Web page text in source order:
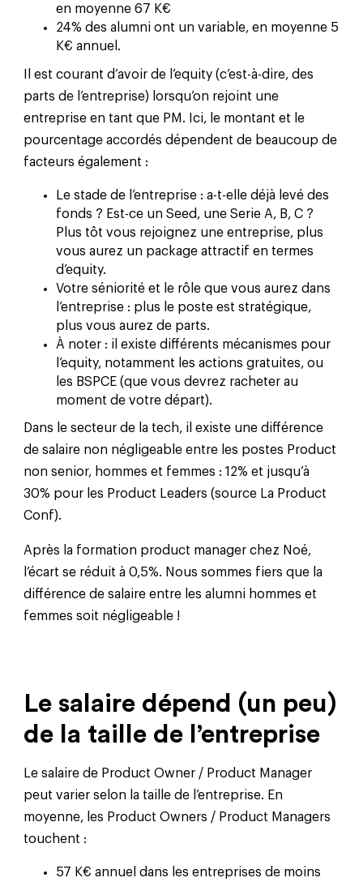
en moyenne 67 K€
24% des alumni ont un variable, en moyenne 5
K€ annuel.
Il est courant d’avoir de l’equity (c’est-à-dire, des
parts de l’entreprise) lorsqu’on rejoint une
entreprise en tant que PM. Ici, le montant et le
pourcentage accordés dépendent de beaucoup de
facteurs également :
Le stade de l’entreprise : a-t-elle déjà levé des
fonds ? Est-ce un Seed, une Serie A, B, C ?
Plus tôt vous rejoignez une entreprise, plus
vous aurez un package attractif en termes
d’equity.
Votre séniorité et le rôle que vous aurez dans
l’entreprise : plus le poste est stratégique,
plus vous aurez de parts.
À noter : il existe différents mécanismes pour
l’equity, notamment les actions gratuites, ou
les BSPCE (que vous devrez racheter au
moment de votre départ).
Dans le secteur de la tech, il existe une différence
de salaire non négligeable entre les postes Product
non senior, hommes et femmes : 12% et jusqu’à
30% pour les Product Leaders (source La Product
Conf).
Après la formation product manager chez Noé,
l’écart se réduit à 0,5%. Nous sommes fiers que la
différence de salaire entre les alumni hommes et
femmes soit négligeable !
Le salaire dépend (un peu)
de la taille de l’entreprise
Le salaire de Product Owner / Product Manager
peut varier selon la taille de l’entreprise. En
moyenne, les Product Owners / Product Managers
touchent :
57 K€ annuel dans les entreprises de moins